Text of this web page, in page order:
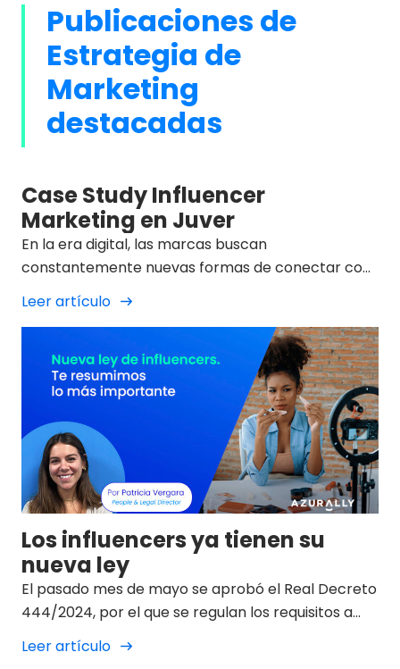
Publicaciones de
Estrategia de
Marketing
destacadas
Case Study Influencer
Marketing en Juver
En la era digital, las marcas buscan
constantemente nuevas formas de conectar con
su público de manera auténtica y relevante. En
estrategia de influencer marketing, un recurso
cada vez más valorado por su capacidad para
generar un vínculo directo entre las marcas y los
consumidores.
Leer artículo
Los influencers ya tienen su
nueva ley
El pasado mes de mayo se aprobó el Real Decreto
444/2024, por el que se regulan los requisitos a
efectos de ser considerado usuario de especial
Leer artículo